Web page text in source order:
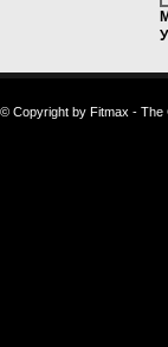
© Copyright by Fitmax - The